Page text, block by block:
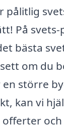
pålitlig
På svets-
bästa
om du
större
kan vi
och